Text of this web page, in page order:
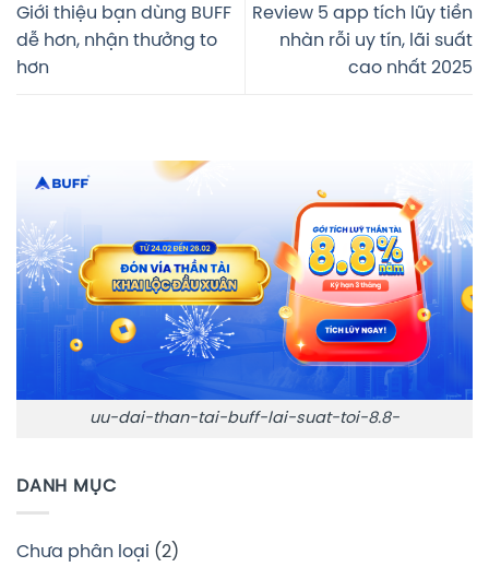
Giới thiệu bạn dùng BUFF
dễ hơn, nhận thưởng to
hơn
Review 5 app tích lũy tiền
nhàn rỗi uy tín, lãi suất
cao nhất 2025
uu-dai-than-tai-buff-lai-suat-toi-8.8-
DANH MỤC
Chưa phân loại (2)